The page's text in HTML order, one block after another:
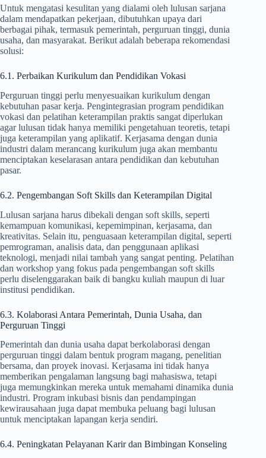
Untuk mengatasi kesulitan yang dialami oleh lulusan sarjana
dalam mendapatkan pekerjaan, dibutuhkan upaya dari
berbagai pihak, termasuk pemerintah, perguruan tinggi, dunia
usaha, dan masyarakat. Berikut adalah beberapa rekomendasi
solusi:
6.1. Perbaikan Kurikulum dan Pendidikan Vokasi
Perguruan tinggi perlu menyesuaikan kurikulum dengan
kebutuhan pasar kerja. Pengintegrasian program pendidikan
vokasi dan pelatihan keterampilan praktis sangat diperlukan
agar lulusan tidak hanya memiliki pengetahuan teoretis, tetapi
juga keterampilan yang aplikatif. Kerjasama dengan dunia
industri dalam merancang kurikulum juga akan membantu
menciptakan keselarasan antara pendidikan dan kebutuhan
pasar.
6.2. Pengembangan Soft Skills dan Keterampilan Digital
Lulusan sarjana harus dibekali dengan soft skills, seperti
kemampuan komunikasi, kepemimpinan, kerjasama, dan
kreativitas. Selain itu, penguasaan keterampilan digital, seperti
pemrograman, analisis data, dan penggunaan aplikasi
teknologi, menjadi nilai tambah yang sangat penting. Pelatihan
dan workshop yang fokus pada pengembangan soft skills
perlu diselenggarakan baik di bangku kuliah maupun di luar
institusi pendidikan.
6.3. Kolaborasi Antara Pemerintah, Dunia Usaha, dan
Perguruan Tinggi
Pemerintah dan dunia usaha dapat berkolaborasi dengan
perguruan tinggi dalam bentuk program magang, penelitian
bersama, dan proyek inovasi. Kerjasama ini tidak hanya
memberikan pengalaman langsung bagi mahasiswa, tetapi
juga memungkinkan mereka untuk memahami dinamika dunia
industri. Program inkubasi bisnis dan pendampingan
kewirausahaan juga dapat membuka peluang bagi lulusan
untuk menciptakan lapangan kerja sendiri.
6.4. Peningkatan Pelayanan Karir dan Bimbingan Konseling